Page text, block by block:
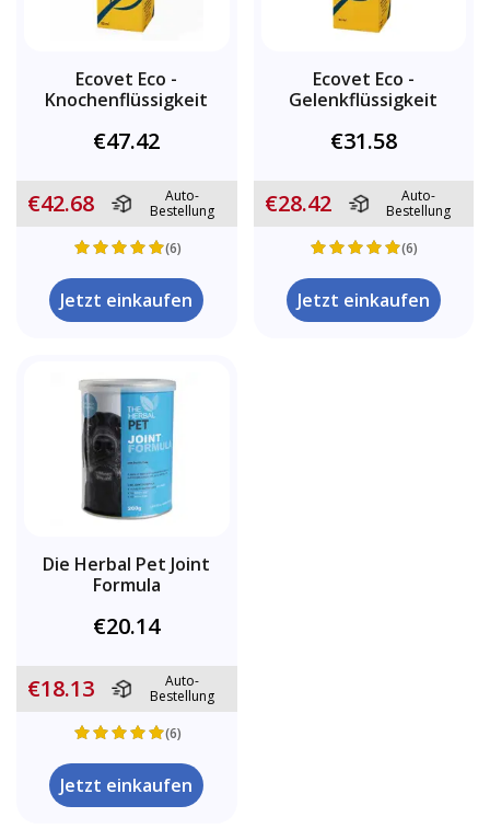
Ecovet Eco -
Knochenflüssigkeit
€47.42
€42.68
Auto-
Bestellung
(6)
Jetzt einkaufen
Ecovet Eco -
Gelenkflüssigkeit
€31.58
€28.42
Auto-
Bestellung
(6)
Jetzt einkaufen
Die Herbal Pet Joint
Formula
€20.14
€18.13
Auto-
Bestellung
(6)
Jetzt einkaufen